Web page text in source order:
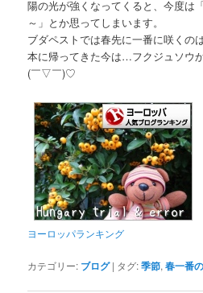
陽の光が強くなってくると、今度は
～」とか思ってしまいます。
ブダペストでは春先に一番に咲くの
本に帰ってきた今は…フクジュソウ
(￣▽￣)♡
ヨーロッパランキング
カテゴリー: ブログ | タグ:季節,春一番